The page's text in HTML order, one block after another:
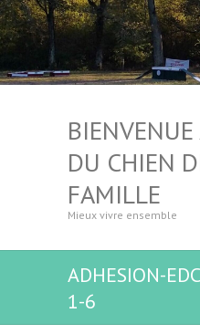
BIENVENUE
DU CHIEN
FAMILLE
Mieux vivre ensemble
ADHESION-
1-6